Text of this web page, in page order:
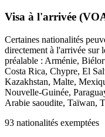
Visa à l'arrivée
Certaines nationalités
directement à l'arrivée sur
préalable : Arménie,
Costa Rica, Chypre, El
Kazakhstan, Malte,
Nouvelle-Guinée,
Arabie saoudite, Taïwan,
93 nationalités exemptées